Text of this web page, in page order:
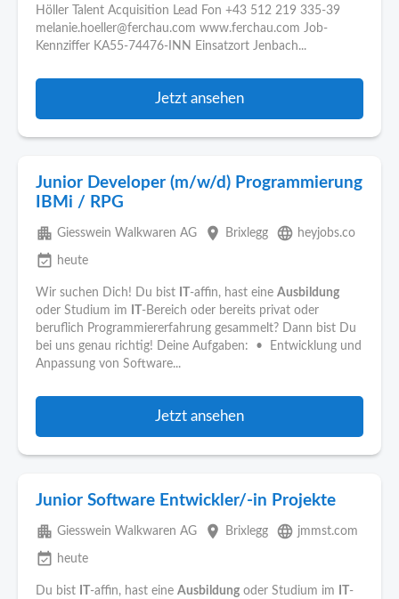
Höller Talent Acquisition Lead Fon +43 512 219 335-39
melanie.hoeller@ferchau.com www.ferchau.com Job-
Kennziffer KA55-74476-INN Einsatzort Jenbach...
Jetzt ansehen
Junior Developer (m/w/d) Programmierung
IBMi / RPG
apartment Giesswein Walkwaren AG place Brixlegg language heyjobs.co
event_available heute
Wir suchen Dich! Du bist -affin, hast eine Ausbildung
oder Studium im
-Bereich oder bereits privat oder
beruflich Programmiererfahrung gesammelt? Dann bist Du
bei uns genau richtig! Deine Aufgaben: • Entwicklung und
Anpassung von Software...
Jetzt ansehen
Junior Software Entwickler/-in Projekte
apartment Giesswein Walkwaren AG place Brixlegg language jmmst.com
event_available heute
Du bist -affin, hast eine Ausbildung oder Studium im -